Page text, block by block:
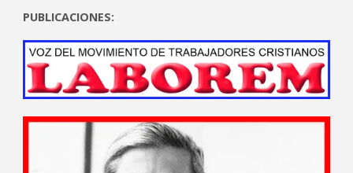
PUBLICACIONES: